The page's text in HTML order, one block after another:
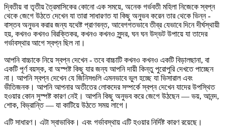
দ্বিতীয় বা তৃতীয় ত্রৈমাসিকের কোনো এক সময়ে, অনেক গর্ভবতী মহিলা নিজেকে স্বপ্ন
থেকে জেগে উঠতে দেখেন যা তারা সাধারণত যা কিছু অনুভব করেন তার থেকে ভিন্ন -
বাস্তব অনুভব করার জন্য যথেষ্ট প্রাণবন্ত, আবেগগতভাবে তীব্র যেভাবে দিনে দীর্ঘস্থায়ী
হয়, কখনও কখনও বিরক্তিকর, কখনও কখনও সুন্দর, ঘন ঘন উদ্ভট উপায়ে যা তাদের
গর্ভাবস্থার আগে স্বপ্ন ছিল না।
আপনি বাচ্চাকে নিয়ে স্বপ্ন দেখেন - তবে বাচ্চাটি কখনও কখনও একটি বিড়ালছানা, বা
একটি পূর্ণ বয়স্ক, বা অস্পষ্ট কিছু যার জন্য আপনি দায়ী কিন্তু পুরোপুরি দেখতে পাচ্ছেন
না। আপনি স্বপ্ন দেখেন যে জিনিসগুলি এমনভাবে ভুল হচ্ছে যা ভিসারাল এবং
ভীতিজনক। আপনি আপনার অতীতের লোকদের সম্পর্কে স্বপ্ন দেখেন যাদের উপস্থিত
হওয়ার কোন সুস্পষ্ট কারণ নেই। আপনি কিছু অনুভব করে জেগে উঠছেন — ভয়, আনন্দ,
শোক, বিভ্রান্তি — যা কাটিয়ে উঠতে সময় লাগে।
এটি সাধারণ। এটা স্বাভাবিক। এবং গর্ভাবস্থায় এটি হওয়ার নির্দিষ্ট কারণ রয়েছে।